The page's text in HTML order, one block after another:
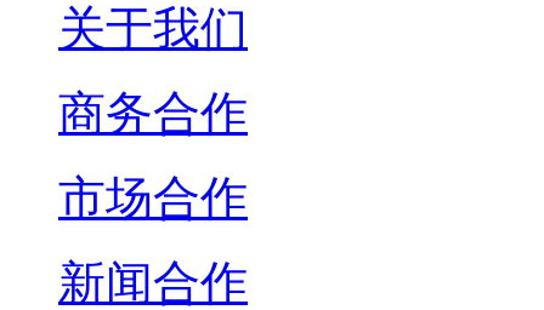
关于我们
商务合作
市场合作
新闻合作